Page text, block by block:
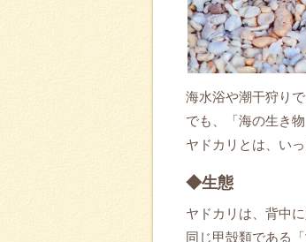
海水浴や潮干狩り
でも、「海の生き
ヤドカリとは、い
◆生態
ヤドカリは、背中
同じ甲殻類である